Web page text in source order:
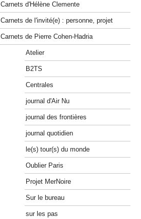
Carnets d'Hélène Clemente
Carnets de l'invité(e) : personne, projet
Carnets de Pierre Cohen-Hadria
Atelier
B2TS
Centrales
journal d'Air Nu
journal des frontières
journal quotidien
le(s) tour(s) du monde
Oublier Paris
Projet MerNoire
Sur le bureau
sur les pas